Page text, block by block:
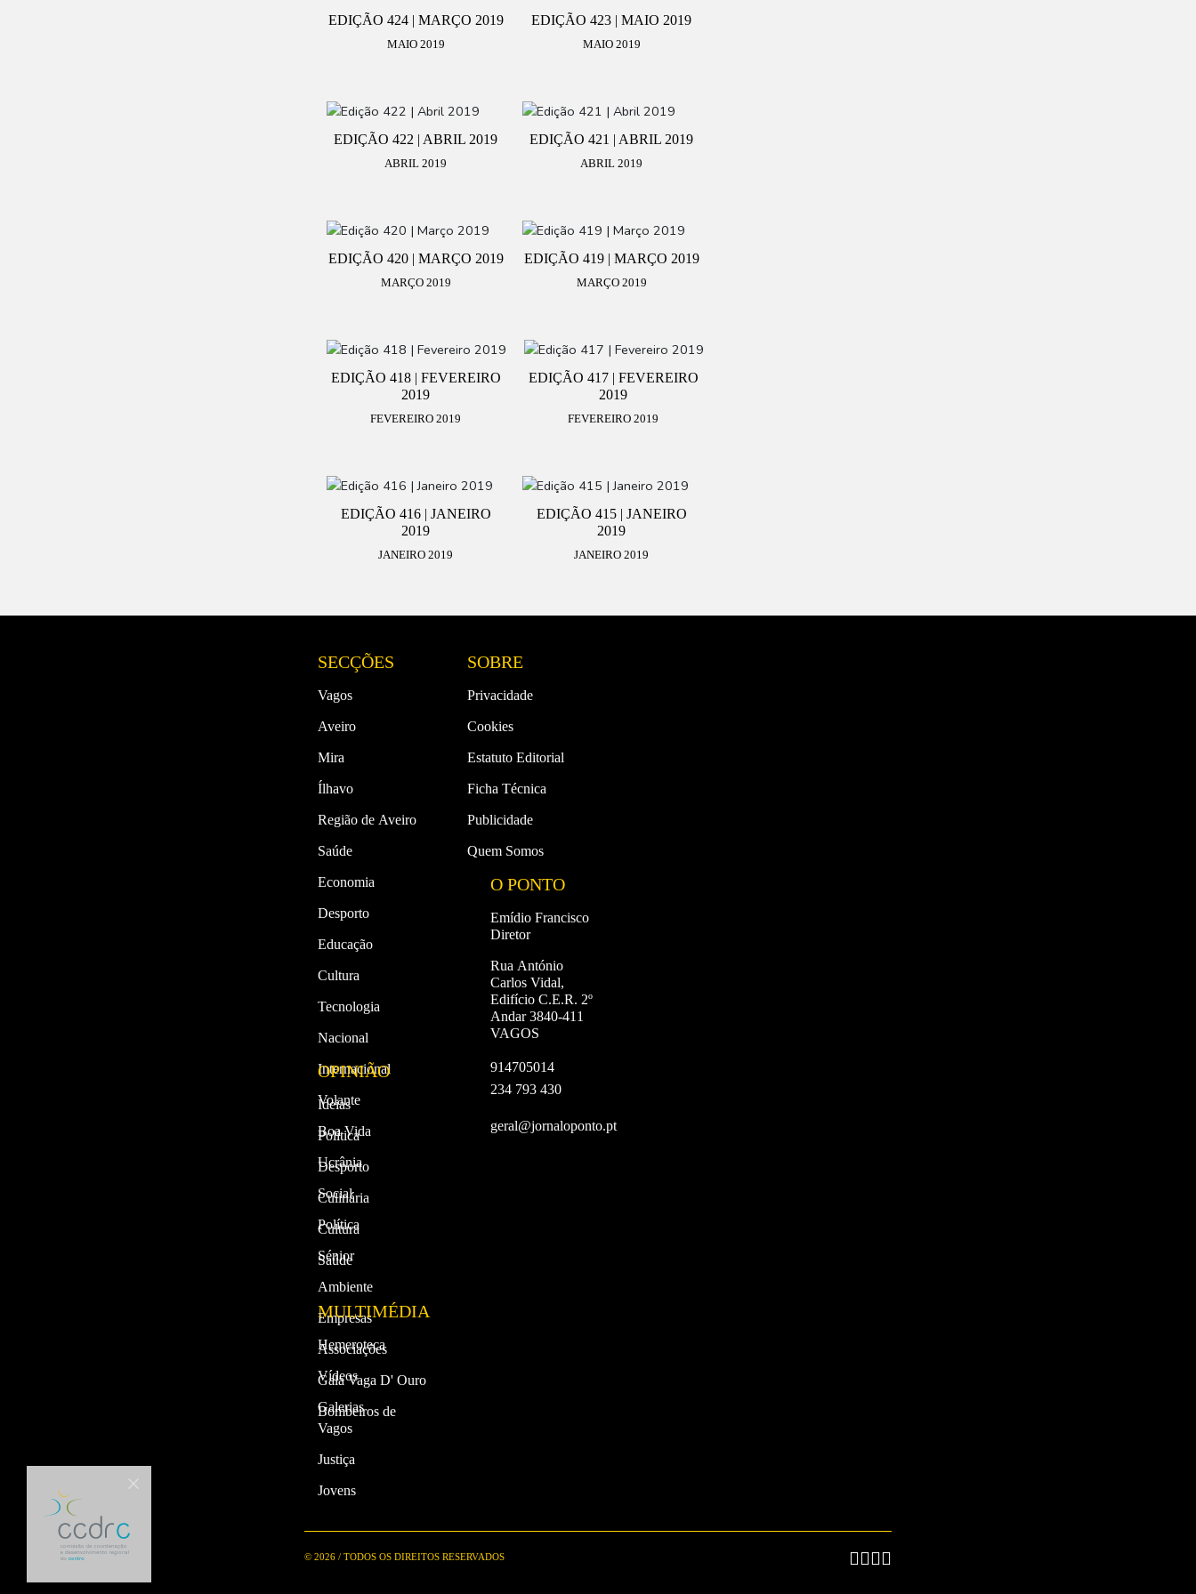
EDIÇÃO 424 | MARÇO 2019
MAIO 2019
EDIÇÃO 423 | MAIO 2019
MAIO 2019
EDIÇÃO 422 | ABRIL 2019
ABRIL 2019
EDIÇÃO 421 | ABRIL 2019
ABRIL 2019
EDIÇÃO 420 | MARÇO 2019
MARÇO 2019
EDIÇÃO 419 | MARÇO 2019
MARÇO 2019
EDIÇÃO 418 | FEVEREIRO
2019
FEVEREIRO 2019
EDIÇÃO 417 | FEVEREIRO
2019
FEVEREIRO 2019
EDIÇÃO 416 | JANEIRO
2019
JANEIRO 2019
EDIÇÃO 415 | JANEIRO
2019
JANEIRO 2019
SECÇÕES
Vagos
Aveiro
Mira
Ílhavo
Região de Aveiro
Saúde
Economia
Desporto
Educação
Cultura
Tecnologia
Nacional
Internacional
Volante
Boa Vida
Ucrânia
Social
Política
Sénior
Ambiente
Empresas
Associações
Gala Vaga D' Ouro
Bombeiros de
Vagos
Justiça
Jovens
OPINIÃO
Ideias
Política
Desporto
Culinária
Cultura
Saúde
MULTIMÉDIA
Hemeroteca
Vídeos
Galerias
SOBRE
Privacidade
Cookies
Estatuto Editorial
Ficha Técnica
Publicidade
Quem Somos
O PONTO
Emídio Francisco
Diretor
Rua António
Carlos Vidal,
Edifício C.E.R. 2º
Andar 3840-411
VAGOS
914705014
234 793 430
geral@jornaloponto.pt
© 2026 / TODOS OS DIREITOS RESERVADOS